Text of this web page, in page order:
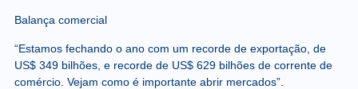
Balança comercial
“Estamos fechando o ano com um recorde de exportação, de
US$ 349 bilhões, e recorde de US$ 629 bilhões de corrente de
comércio. Vejam como é importante abrir mercados”.